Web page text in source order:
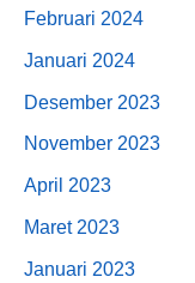
Februari 2024
Januari 2024
Desember 2023
November 2023
April 2023
Maret 2023
Januari 2023